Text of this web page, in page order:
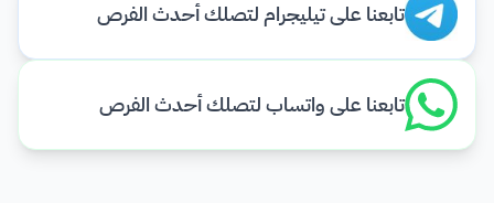
تابعنا على تيليجرام لتصلك أحدث الفرص
تابعنا على واتساب لتصلك أحدث الفرص